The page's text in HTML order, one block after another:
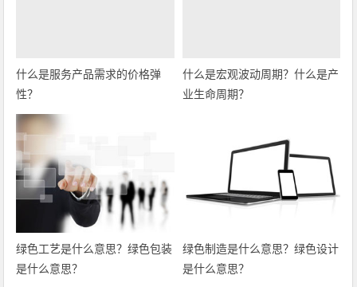
什么是服务产品需求的价格弹
性？
什么是宏观波动周期？什么是产
业生命周期？
绿色工艺是什么意思？绿色包装
是什么意思？
绿色制造是什么意思？绿色设计
是什么意思？